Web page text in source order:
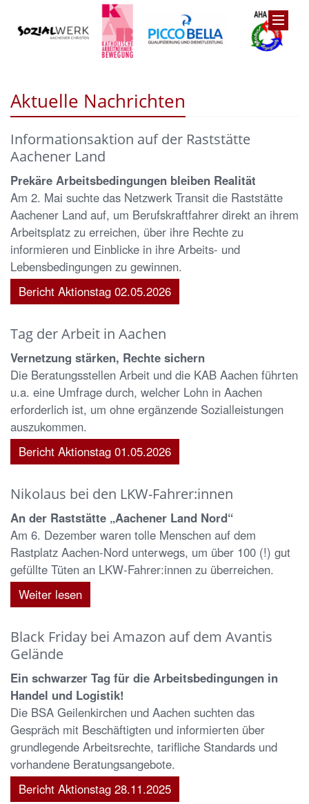
Aktuelle Nachrichten
Informationsaktion auf der Raststätte
Aachener Land
Prekäre Arbeitsbedingungen bleiben Realität
Am 2. Mai suchte das Netzwerk Transit die Raststätte
Aachener Land auf, um Berufskraftfahrer direkt an ihrem
Arbeitsplatz zu erreichen, über ihre Rechte zu
informieren und Einblicke in ihre Arbeits- und
Lebensbedingungen zu gewinnen.
Bericht Aktionstag 02.05.2026
Tag der Arbeit in Aachen
Vernetzung stärken, Rechte sichern
Die Beratungsstellen Arbeit und die KAB Aachen führten
u.a. eine Umfrage durch, welcher Lohn in Aachen
erforderlich ist, um ohne ergänzende Sozialleistungen
auszukommen.
Bericht Aktionstag 01.05.2026
Nikolaus bei den LKW-Fahrer:innen
An der Raststätte „Aachener Land Nord“
Am 6. Dezember waren tolle Menschen auf dem
Rastplatz Aachen-Nord unterwegs, um über 100 (!) gut
gefüllte Tüten an LKW-Fahrer:innen zu überreichen.
Weiter lesen
Black Friday bei Amazon auf dem Avantis
Gelände
Ein schwarzer Tag für die Arbeitsbedingungen in
Handel und Logistik!
Die BSA Geilenkirchen und Aachen suchten das
Gespräch mit Beschäftigten und informierten über
grundlegende Arbeitsrechte, tarifliche Standards und
vorhandene Beratungsangebote.
Bericht Aktionstag 28.11.2025